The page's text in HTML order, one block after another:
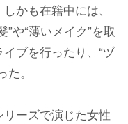
かも在籍中には、
や“薄いメイク”を取
ブを行ったり、“ヅ
。
ーズで演じた女性